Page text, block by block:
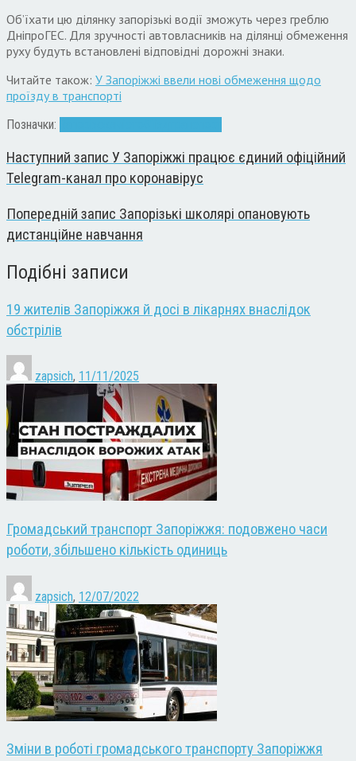
Об’їхати цю ділянку запорізькі водії зможуть через греблю
ДніпроГЕС. Для зручності автовласників на ділянці обмеження
руху будуть встановлені відповідні дорожні знаки.
Читайте також: У Запоріжжі ввели нові обмеження щодо
проїзду в транспорті
Позначки:
Наступний запис У Запоріжжі працює єдиний офіційний
Telegram-канал про коронавірус
Попередній запис Запорізькі школярі опановують
дистанційне навчання
Подібні записи
19 жителів Запоріжжя й досі в лікарнях внаслідок
обстрілів
zapsich, 11/11/2025
Громадський транспорт Запоріжжя: подовжено часи
роботи, збільшено кількість одиниць
zapsich, 12/07/2022
Зміни в роботі громадського транспорту Запоріжжя